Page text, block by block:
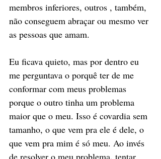
membros inferiores, outros , também,
não conseguem abraçar ou mesmo ver
as pessoas que amam.
Eu ficava quieto, mas por dentro eu
me perguntava o porquê ter de me
conformar com meus problemas
porque o outro tinha um problema
maior que o meu. Isso é covardia sem
tamanho, o que vem pra ele é dele, o
que vem pra mim é só meu. Ao invés
de resolver o meu problema, tentar